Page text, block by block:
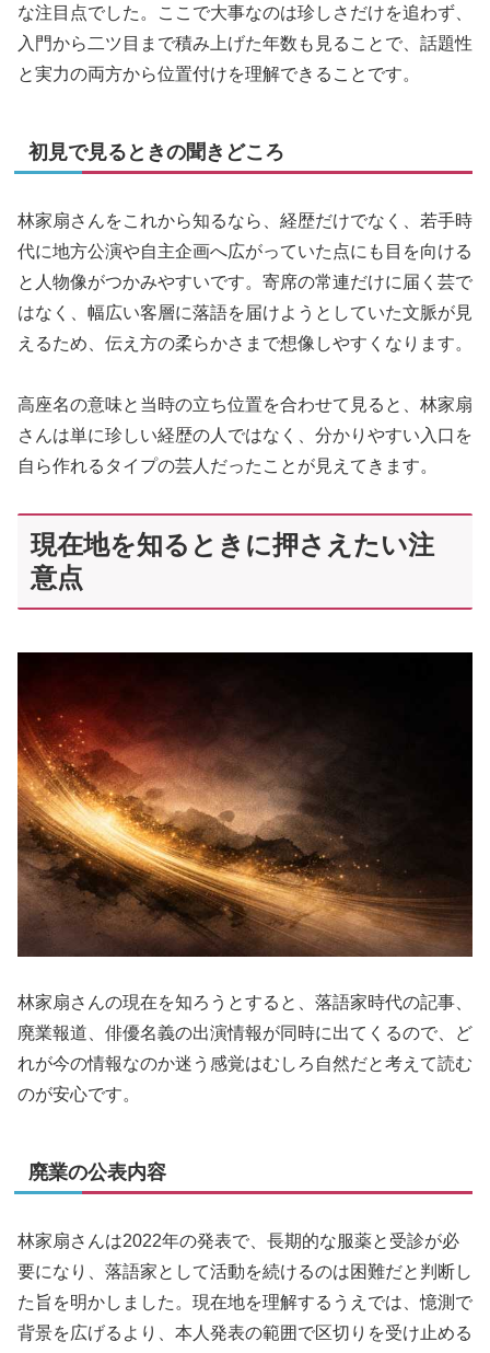
な注目点でした。ここで大事なのは珍しさだけを追わず、
入門から二ツ目まで積み上げた年数も見ることで、話題性
と実力の両方から位置付けを理解できることです。
初見で見るときの聞きどころ
林家扇さんをこれから知るなら、経歴だけでなく、若手時
代に地方公演や自主企画へ広がっていた点にも目を向ける
と人物像がつかみやすいです。寄席の常連だけに届く芸で
はなく、幅広い客層に落語を届けようとしていた文脈が見
えるため、伝え方の柔らかさまで想像しやすくなります。
高座名の意味と当時の立ち位置を合わせて見ると、林家扇
さんは単に珍しい経歴の人ではなく、分かりやすい入口を
自ら作れるタイプの芸人だったことが見えてきます。
現在地を知るときに押さえたい注
意点
林家扇さんの現在を知ろうとすると、落語家時代の記事、
廃業報道、俳優名義の出演情報が同時に出てくるので、ど
れが今の情報なのか迷う感覚はむしろ自然だと考えて読む
のが安心です。
廃業の公表内容
林家扇さんは2022年の発表で、長期的な服薬と受診が必
要になり、落語家として活動を続けるのは困難だと判断し
た旨を明かしました。現在地を理解するうえでは、憶測で
背景を広げるより、本人発表の範囲で区切りを受け止める